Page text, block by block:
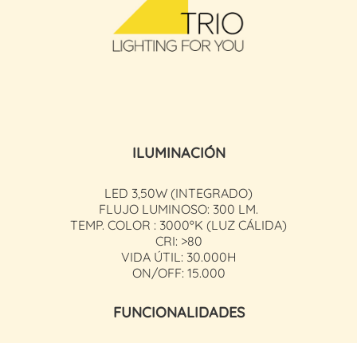
ILUMINACIÓN
LED 3,50W (INTEGRADO)
FLUJO LUMINOSO: 300 LM.
TEMP. COLOR : 3000ºK (LUZ CÁLIDA)
CRI: >80
VIDA ÚTIL: 30.000H
ON/OFF: 15.000
FUNCIONALIDADES